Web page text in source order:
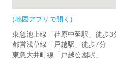
(地図アプリで開く)
東急池上線「荏原中延駅」徒歩3
都営浅草線「戸越駅」徒歩7分
東急大井町線「戸越公園駅」